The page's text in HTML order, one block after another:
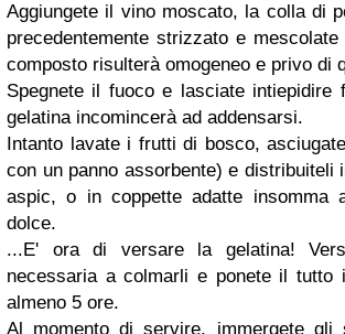
Aggiungete il vino moscato, la colla di
precedentemente strizzato e
composto risulterà omogeneo e privo di
Spegnete il fuoco e lasciate intiepidire
gelatina incomincerà ad addensarsi.
Intanto lavate i frutti di bosco,
con un panno assorbente) e distribuiteli
aspic, o in coppette adatte insomma
dolce.
...E' ora di versare la gelatina!
necessaria a colmarli e ponete il tutto
almeno 5 ore.
Al momento di servire, immergete gli